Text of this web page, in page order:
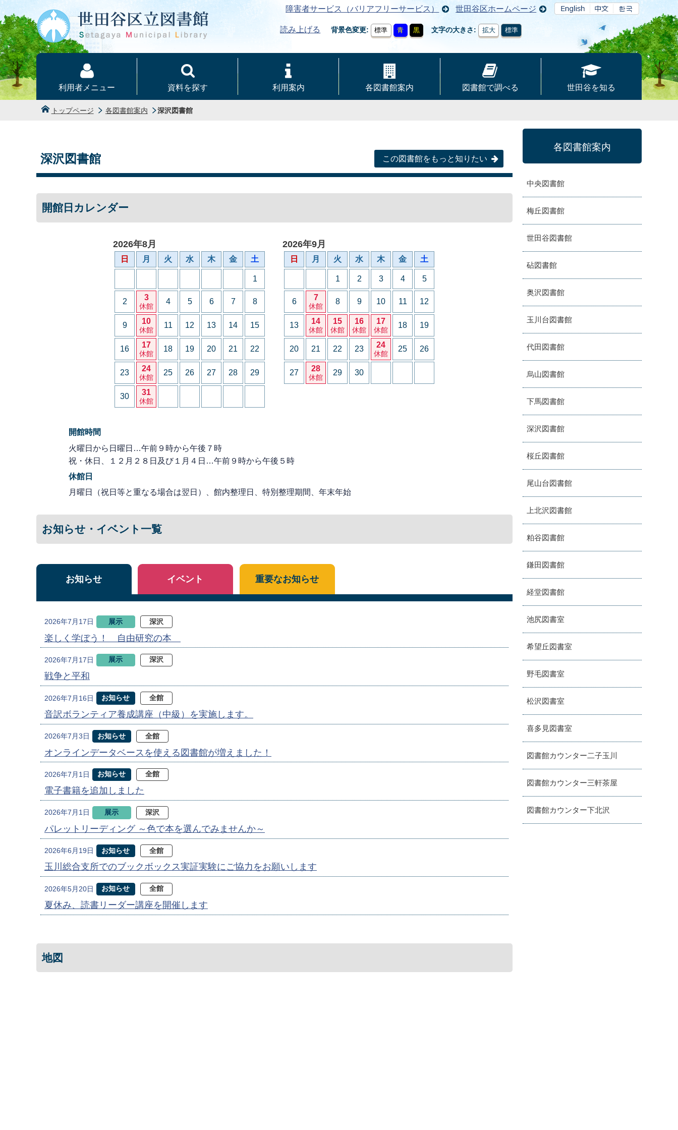
本文へ
障害者サービス（バリアフリーサービス） 世田谷区ホームページ
読み上げる 背景色変更 標準 青 黒 文字の大きさ 拡大 標準
利用者メニュー 資料を探す 利用案内 各図書館案内 図書館で調べる 世田谷を知る
トップページ 各図書館案内 深沢図書館
深沢図書館 この図書館をもっと知りたい
開館日カレンダー
2026年8月
日 月 火 水 木 金 土
1
2 3
休館
4 5 6 7 8
9 10
休館
11 12 13 14 15
16 17
休館
18 19 20 21 22
23 24
休館
25 26 27 28 29
30 31
休館
2026年9月
日 月 火 水 木 金 土
1 2 3 4 5
6 7
休館
8 9 10 11 12
13 14
休館
15
休館
16
休館
17
休館
18 19
20 21 22 23 24
休館
25 26
27 28
休館
29 30
開館時間
火曜日から日曜日…午前９時から午後７時
祝・休日、１２月２８日及び１月４日…午前９時から午後５時
休館日
月曜日（祝日等と重なる場合は翌日）、館内整理日、特別整理期間、年末年始
お知らせ・イベント一覧
お知らせ
2026年7月17日 展示 深沢
楽しく学ぼう！ 自由研究の本
2026年7月17日 展示 深沢
戦争と平和
2026年7月16日 お知らせ 全館
音訳ボランティア養成講座（中級）を実施します。
2026年7月3日 お知らせ 全館
オンラインデータベースを使える図書館が増えました！
2026年7月1日 お知らせ 全館
電子書籍を追加しました
2026年7月1日 展示 深沢
パレットリーディング ～色で本を選んでみませんか～
2026年6月19日 お知らせ 全館
玉川総合支所でのブックボックス実証実験にご協力をお願いします
2026年5月20日 お知らせ 全館
夏休み、読書リーダー講座を開催します
イベント 重要なお知らせ
地図
各図書館案内
中央図書館
梅丘図書館
世田谷図書館
砧図書館
奥沢図書館
玉川台図書館
代田図書館
烏山図書館
下馬図書館
深沢図書館
桜丘図書館
尾山台図書館
上北沢図書館
粕谷図書館
鎌田図書館
経堂図書館
池尻図書室
希望丘図書室
野毛図書室
松沢図書室
喜多見図書室
図書館カウンター二子玉川
図書館カウンター三軒茶屋
図書館カウンター下北沢